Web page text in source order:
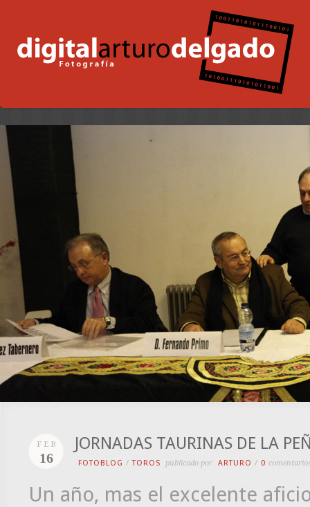
FEB
16
JORNADAS TAURINAS DE LA
FOTOBLOG /TOROS publicado por ARTURO / 0
Un año, mas el excelente